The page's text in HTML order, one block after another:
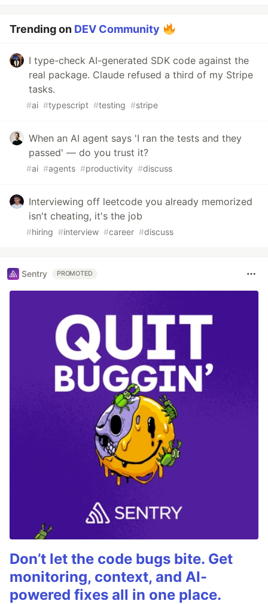
Trending on DEV Community
I type-check AI-generated SDK code against the
real package. Claude refused a third of my Stripe
tasks.
#ai #typescript #testing #stripe
When an AI agent says 'I ran the tests and they
passed' — do you trust it?
#ai #agents #productivity #discuss
Interviewing off leetcode you already memorized
isn't cheating, it's the job
#hiring #interview #career #discuss
Sentry PROMOTED
Don’t let the code bugs bite. Get
monitoring, context, and AI-
powered fixes all in one place.